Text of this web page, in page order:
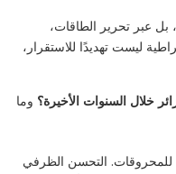
بل عبر تحرير الطاقات،
ليست تهديدًا للاستقرار،
خلال السنوات الأخيرة؟ وما
للمحروقات. التحسن الظرفي